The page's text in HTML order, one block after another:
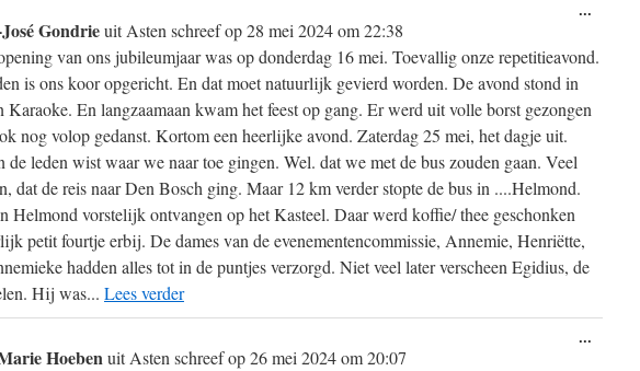
Gondrieuit Asten schreef op28 mei 2024om22:38
van ons jubileumjaar was op donderdag 16 mei. Toevallig onze repetitieavond.
is ons koor opgericht. En dat moet natuurlijk gevierd worden. De avond stond in
Karaoke. En langzaamaan kwam het feest op gang. Er werd uit volle borst gezongen
nog volop gedanst. Kortom een heerlijke avond. Zaterdag 25 mei, het dagje uit.
de leden wist waar we naar toe gingen. Wel. dat we met de bus zouden gaan. Veel
dat de reis naar Den Bosch ging. Maar 12 km verder stopte de bus in ....Helmond.
Helmond vorstelijk ontvangen op het Kasteel. Daar werd koffie/ thee geschonken
petit fourtje erbij. De dames van de evenementencommissie, Annemie, Henriëtte,
hadden alles tot in de puntjes verzorgd. Niet veel later verscheen Egidius, de
Hij was... Lees verder
...
Hoebenuit Asten schreef op26 mei 2024om20:07
...